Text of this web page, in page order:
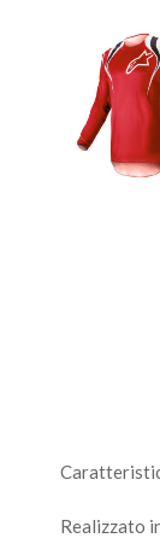
Realizzato